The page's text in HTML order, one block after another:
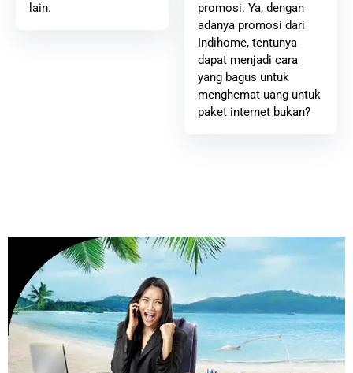
lain.
promosi. Ya, dengan
adanya promosi dari
Indihome, tentunya
dapat menjadi cara
yang bagus untuk
menghemat uang untuk
paket internet bukan?